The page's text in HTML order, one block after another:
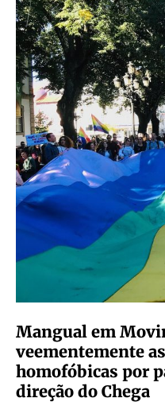
Mangual em
veementemente
homofóbicas por
direção do Chega